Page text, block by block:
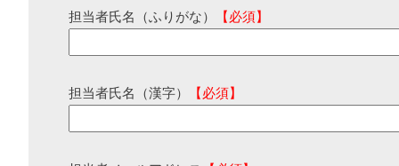
担当者氏名（ふりがな） 【必須】
担当者氏名（漢字） 【必須】